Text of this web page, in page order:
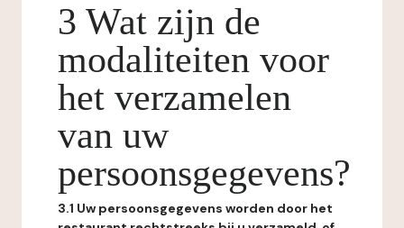
3 Wat zijn de
modaliteiten voor
het verzamelen
van uw
persoonsgegevens?
3.1 Uw persoonsgegevens worden door het